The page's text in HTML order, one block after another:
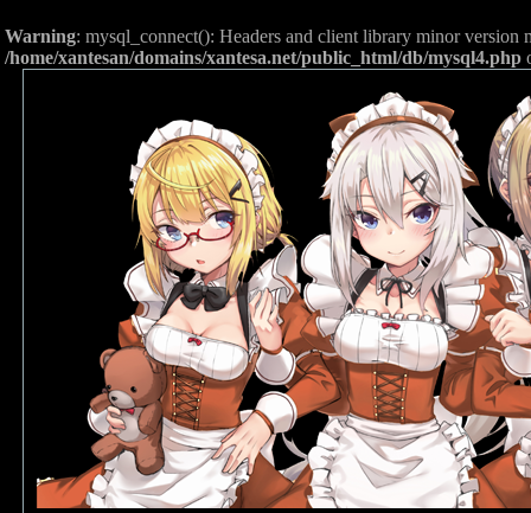
Warning: mysql_connect(): Headers and client library minor
/home/xantesan/domains/xantesa.net/public_html/db/mysql4.php